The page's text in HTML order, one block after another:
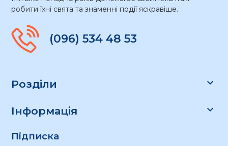
робити їхні свята та знаменні події яскравіше.
(096) 534 48 53
Розділи 
Інформація 
Підписка